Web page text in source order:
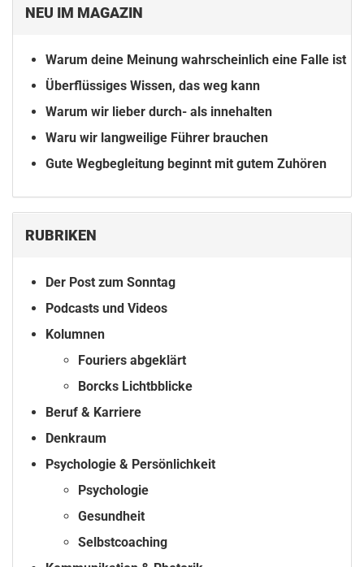
NEU IM MAGAZIN
Warum deine Meinung wahrscheinlich eine Falle ist
Überflüssiges Wissen, das weg kann
Warum wir lieber durch- als innehalten
Waru wir langweilige Führer brauchen
Gute Wegbegleitung beginnt mit gutem Zuhören
RUBRIKEN
Der Post zum Sonntag
Podcasts und Videos
Kolumnen
Fouriers abgeklärt
Borcks Lichtbblicke
Beruf & Karriere
Denkraum
Psychologie & Persönlichkeit
Psychologie
Gesundheit
Selbstcoaching